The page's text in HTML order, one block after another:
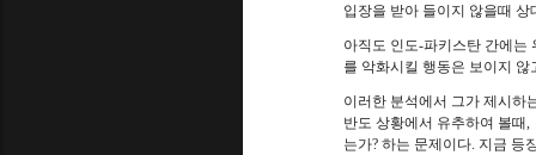
입장을 받아 들이지 않을때
아직도 인도-파키스탄 간에는
를 악화시킬 행동은 보이지 않
이러한 분석에서 그가 제시하
반도 상황에서 유추하여 볼때
는가? 하는 문제이다. 지금 등